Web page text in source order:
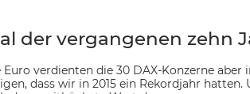
der vergangenen zehn
verdienten die 30 DAX-Konzerne aber
dass wir in 2015 ein Rekordjahr hatten.